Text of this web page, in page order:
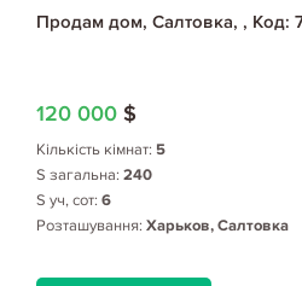
Продам дом, Салтовка, , Код:
120 000 $
Кількість кімнат: 5
S загальна: 240
S уч, сот: 6
Розташування: Харьков, Салтовка